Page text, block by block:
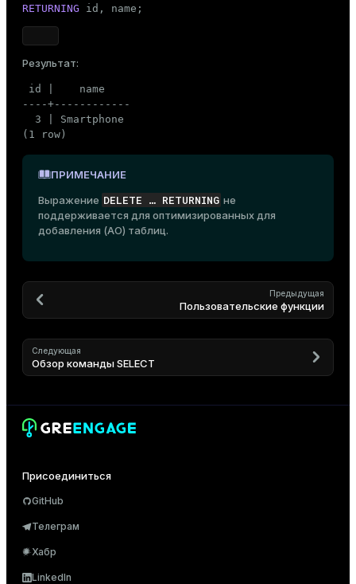
RETURNING id, name;
Результат:
id |    name
----+------------
  3 | Smartphone
(1 row)
ПРИМЕЧАНИЕ
Выражение DELETE …​ RETURNING не
поддерживается для оптимизированных для
добавления (AO) таблиц.
Предыдущая
Пользовательские функции
Следующая
Обзор команды SELECT
Присоединиться
GitHub
Телеграм
Хабр
LinkedIn